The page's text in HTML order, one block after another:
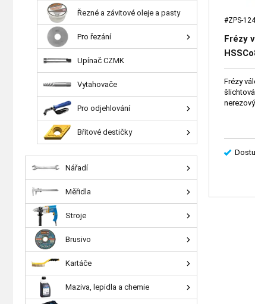
#ZPS-
Frézy
Frézy
Řezné a závitové oleje a pasty
Pro řezání
Upínač CZMK
Vytahovače
Pro odjehlování
Břitové destičky
Nářadí
Měřidla
Stroje
Brusivo
Kartáče
Maziva, lepidla a chemie